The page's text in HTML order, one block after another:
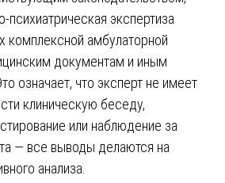
психиатрическая экспертиза
комплексной амбулаторной
документам и иным
означает, что эксперт не имеет
клиническую беседу,
или наблюдение за
— все выводы делаются на
анализа.